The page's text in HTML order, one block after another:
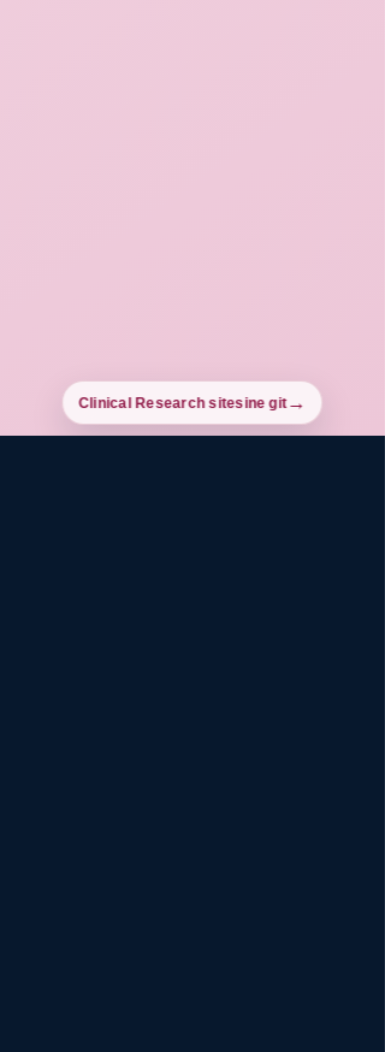
Clinical Research sitesine git